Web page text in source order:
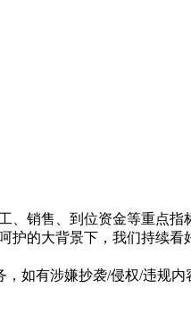
销售、到位资金等重点
的大背景下，我们持续
如有涉嫌抄袭/侵权/违规内